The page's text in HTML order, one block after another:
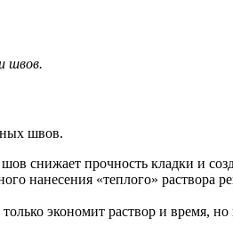
швов.
швов.
снижает прочность кладки и
нанесения «теплого» раствора
экономит раствор и время, но